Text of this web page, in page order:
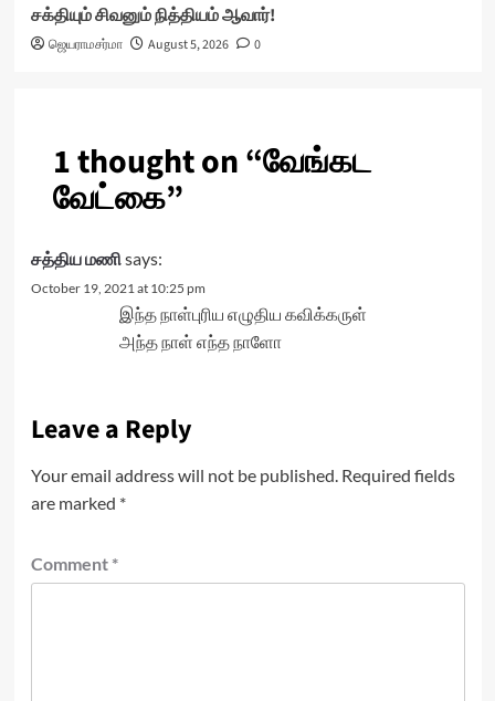
சக்தியும் சிவனும் நித்தியம் ஆவார்!
ஜெயராமசர்மா August 5, 2026 0
1 thought on “வேங்கட
வேட்கை”
சத்திய மணி says:
October 19, 2021 at 10:25 pm
இந்த நாள்புரிய எழுதிய கவிக்கருள்
அந்த நாள் எந்த நாளோ
Leave a Reply
Your email address will not be published. Required fields
are marked *
Comment *